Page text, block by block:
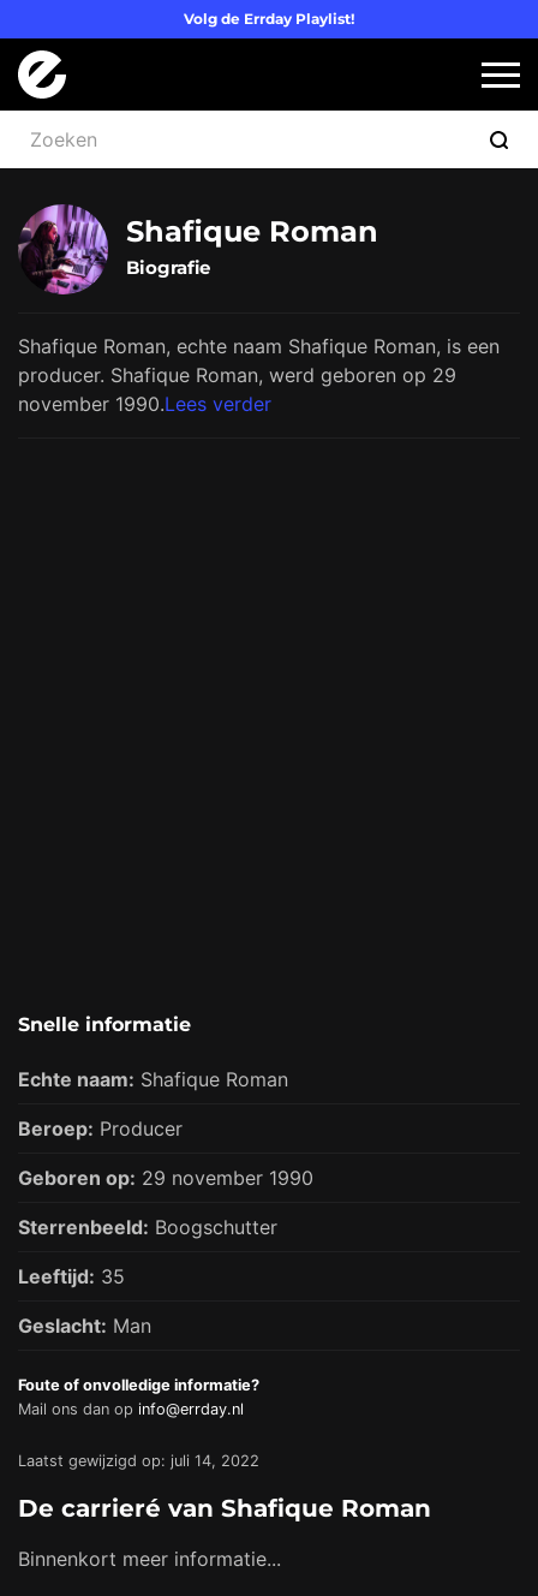
Volg de Errday Playlist!
Shafique Roman
Biografie
Shafique Roman, echte naam Shafique Roman, is een
producer. Shafique Roman, werd geboren op 29
november 1990.Lees verder
Snelle informatie
Echte naam: Shafique Roman
Beroep: Producer
Geboren op: 29 november 1990
Sterrenbeeld: Boogschutter
Leeftijd: 35
Geslacht: Man
Foute of onvolledige informatie?
Mail ons dan op info@errday.nl
Laatst gewijzigd op: juli 14, 2022
De carrieré van Shafique Roman
Binnenkort meer informatie...